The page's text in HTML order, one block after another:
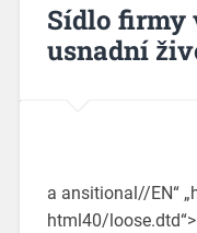
Sídlo firmy
usnadní
a ansitional//EN“
html40/loose.dtd“>